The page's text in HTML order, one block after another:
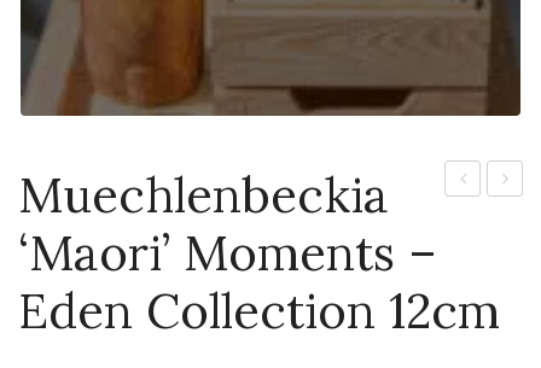
Collection
Muechlenbeckia
‘Maori’ Moments –
Eden Collection 12cm